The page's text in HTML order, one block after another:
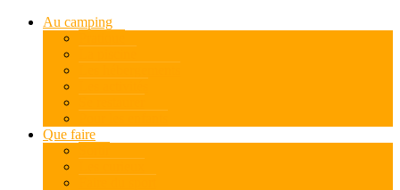
Au camping
Que faire